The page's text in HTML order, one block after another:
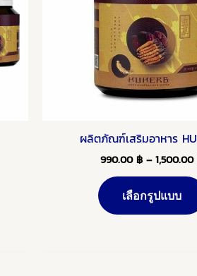
ผลิตภัณฑ์เสริมอาหาร
990.00฿ – 1,500.00
เลือกรูปแบบ